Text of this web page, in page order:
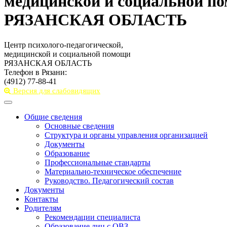
РЯЗАНСКАЯ ОБЛАСТЬ
Центр психолого-педагогической,
медицинской и социальной помощи
РЯЗАНСКАЯ ОБЛАСТЬ
Телефон в Рязани:
(4912) 77-88-41
Версия для слабовидящих
Toggle
navigationОбщие сведения
Основные сведения
Структура и органы управления организацией
Документы
Образование
Профессиональные стандарты
Материально-техническое обеспечение
Руководство. Педагогический состав
Документы
Контакты
Родителям
Рекомендации специалиста